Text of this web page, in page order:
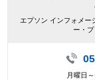
エプソン インフォメー
ー・プ
月曜日